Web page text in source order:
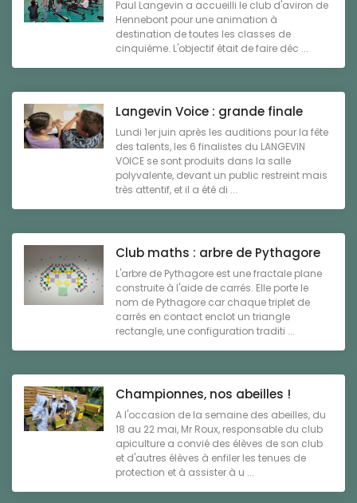
Paul Langevin a accueilli le club d'aviron de
Hennebont pour une animation à
destination de toutes les classes de
cinquième. L'objectif était de faire déc ...
Langevin Voice : grande finale
Lundi 1er juin après les auditions pour la fête
des talents, les 6 finalistes du LANGEVIN
VOICE se sont produits dans la salle
polyvalente, devant un public restreint mais
très attentif, et il a été di ...
Club maths : arbre de Pythagore
L'arbre de Pythagore est une fractale plane
construite à l'aide de carrés. Elle porte le
nom de Pythagore car chaque triplet de
carrés en contact enclot un triangle
rectangle, une configuration traditi ...
Championnes, nos abeilles !
A l'occasion de la semaine des abeilles, du
18 au 22 mai, Mr Roux, responsable du club
apiculture a convié des élèves de son club
et d'autres élèves à enfiler les tenues de
protection et à assister à u ...